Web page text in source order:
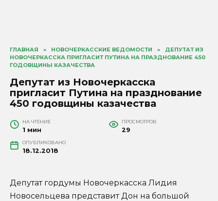
ГЛАВНАЯ » НОВОЧЕРКАССКИЕ ВЕДОМОСТИ »
ДЕПУТАТ ИЗ
НОВОЧЕРКАССКА ПРИГЛАСИТ ПУТИНА НА ПРАЗДНОВАНИЕ 450
ГОДОВЩИНЫ КАЗАЧЕСТВА
Депутат из Новочеркасска
пригласит Путина на празднование
450 годовщины казачества
НА ЧТЕНИЕ
1 мин
ПРОСМОТРОВ
29
ОПУБЛИКОВАНО
18.12.2018
Депутат гордумы Новочеркасска Лидия
Новосельцева представит Дон на большой